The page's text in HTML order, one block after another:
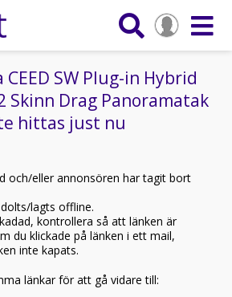
SW Plug-in Hybrid
Skinn Drag Panoramatak
hittas just nu
och/eller annonsören har tagit bort
lagts offline.
kontrollera så att länken är
du klickade på länken i ett mail,
inte kapats.
länkar för att gå vidare till: